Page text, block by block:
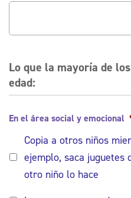
Lo que la mayoría de
edad:
En el área social y emocional
Copia a otros niños
ejemplo, saca juguetes
otro niño lo hace